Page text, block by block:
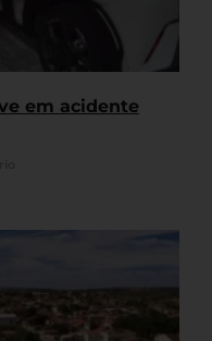
em acidente